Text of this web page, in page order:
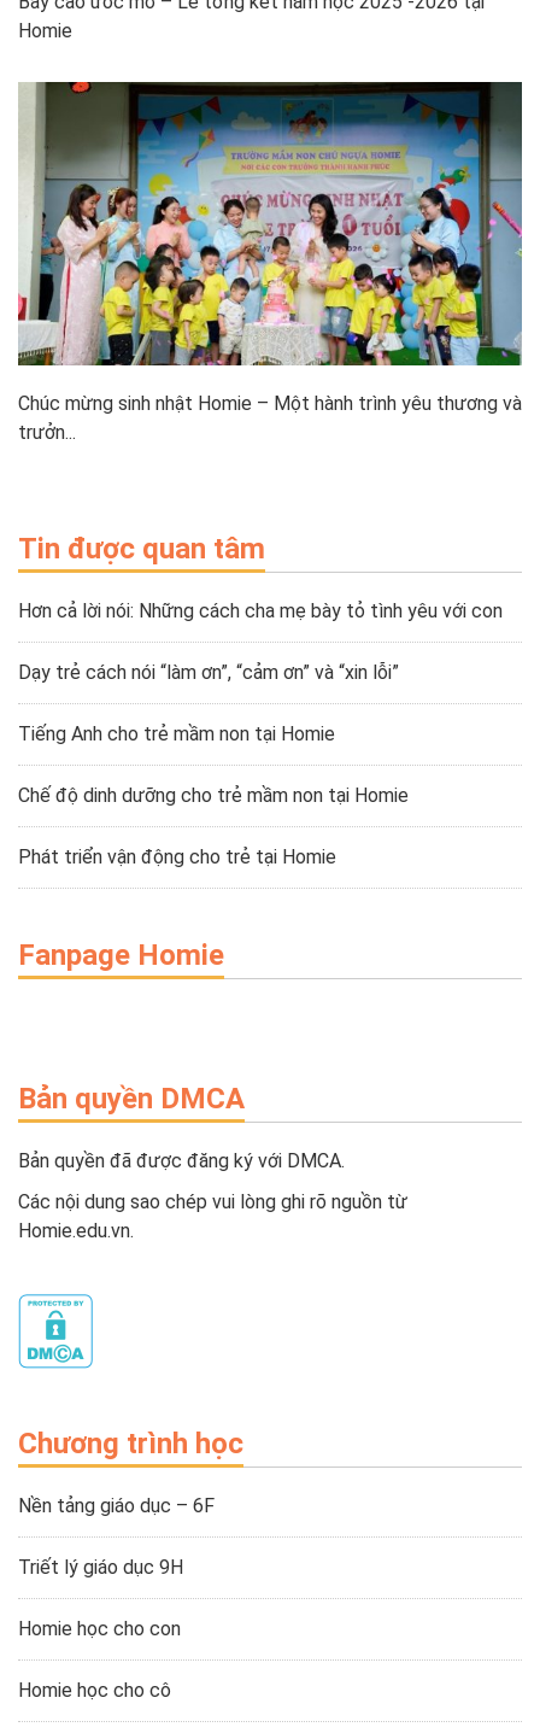
Homie
Chúc mừng sinh nhật Homie – Một hành trình yêu thương và
trưởn...
Tin được quan tâm
Hơn cả lời nói: Những cách cha mẹ bày tỏ tình yêu với con
Dạy trẻ cách nói “làm ơn”, “cảm ơn” và “xin lỗi”
Tiếng Anh cho trẻ mầm non tại Homie
Chế độ dinh dưỡng cho trẻ mầm non tại Homie
Phát triển vận động cho trẻ tại Homie
Fanpage Homie
Bản quyền DMCA
Bản quyền đã được đăng ký với DMCA.
Các nội dung sao chép vui lòng ghi rõ nguồn từ
Homie.edu.vn.
Chương trình học
Nền tảng giáo dục – 6F
Triết lý giáo dục 9H
Homie học cho con
Homie học cho cô